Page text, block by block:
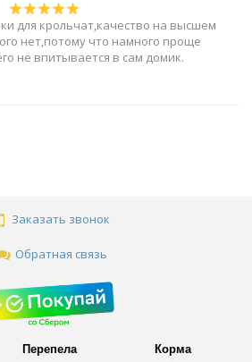
для крольчат,качество на высшем
нет,потому что намного проще
не впитывается в сам домик.
Заказать звонок
Обратная связь
Перепела Корма